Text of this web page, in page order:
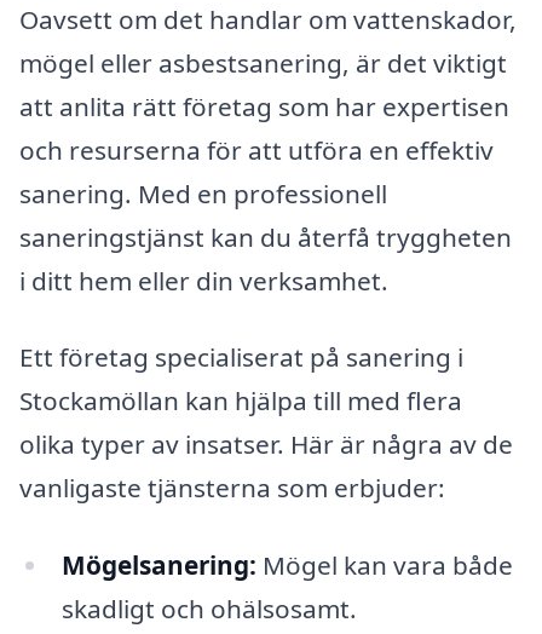
Oavsett om det handlar om vattenskador,
mögel eller asbestsanering, är det viktigt
att anlita rätt företag som har expertisen
och resurserna för att utföra en effektiv
sanering. Med en professionell
saneringstjänst kan du återfå tryggheten
i ditt hem eller din verksamhet.
Ett företag specialiserat på sanering i
Stockamöllan kan hjälpa till med flera
olika typer av insatser. Här är några av de
vanligaste tjänsterna som erbjuder:
Mögelsanering: Mögel kan vara både
skadligt och ohälsosamt.